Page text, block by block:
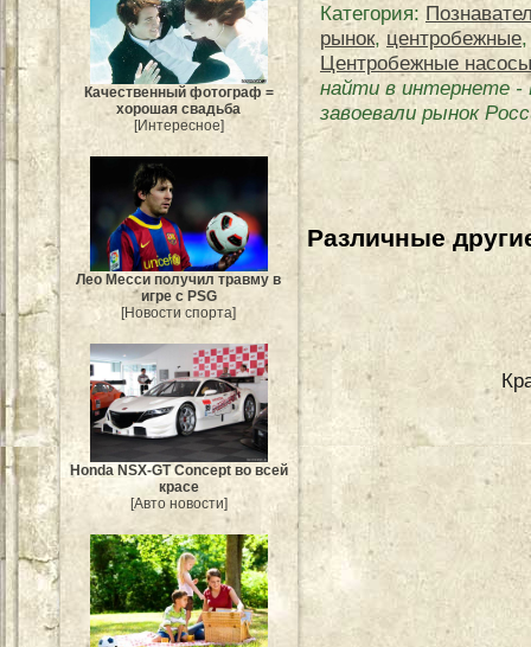
Качественный фотограф =
хорошая свадьба
[Интересное]
Лео Месси получил травму в
игре с PSG
[Новости спорта]
Honda NSX-GT Concept во всей
красе
[Авто новости]
Категория:
рынок, центробежные
Центробежные
найти в интернете-
завоевали рынок
Различные